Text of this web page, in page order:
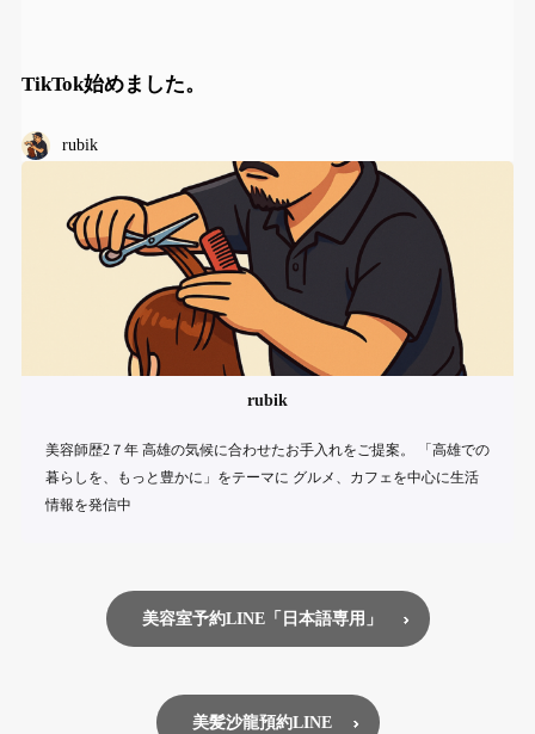
TikTok始めました。
rubik
rubik
美容師歴2７年 高雄の気候に合わせたお手入れをご提案。 「高雄での
暮らしを、もっと豊かに」をテーマに グルメ、カフェを中心に生活
情報を発信中
美容室予約LINE「日本語専用」
美髪沙龍預約LINE